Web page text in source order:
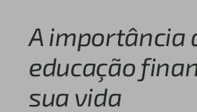
A importância
educação
sua vida